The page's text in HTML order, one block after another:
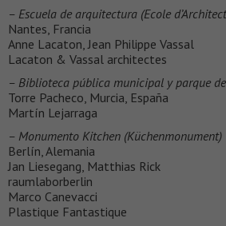
– Escuela de arquitectura (Ecole
Nantes, Francia
Anne Lacaton, Jean Philippe Vassal
Lacaton & Vassal architectes
– Biblioteca pública municipal y parque
Torre Pacheco, Murcia, España
Martín Lejarraga
– Monumento Kitchen (Küchenmonument)
Berlín, Alemania
Jan Liesegang, Matthias Rick
raumlaborberlin
Marco Canevacci
Plastique Fantastique